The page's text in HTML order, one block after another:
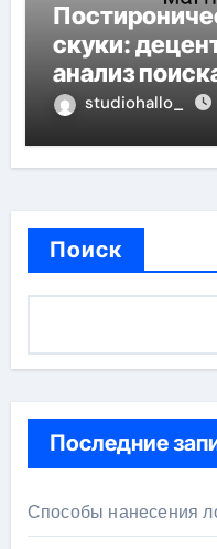
скуки:
анализ
призму
studiohallo_
Поиск
Последние
Способы нанесения